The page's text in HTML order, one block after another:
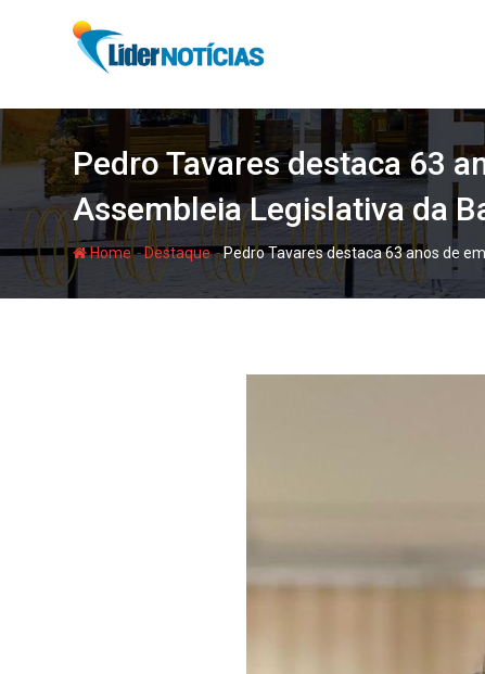
Pedro Tavares destaca 63
Assembleia Legislativa da
Home-Destaque-Pedro Tavares destaca 63 anos de